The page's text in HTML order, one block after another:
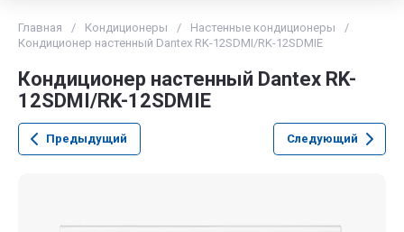
Главная / Кондиционеры / Настенные кондиционеры
/
Кондиционер настенный Dantex RK-12SDMI/RK-12SDMIE
Кондиционер настенный Dantex RK-
12SDMI/RK-12SDMIE
Предыдущий Следующий